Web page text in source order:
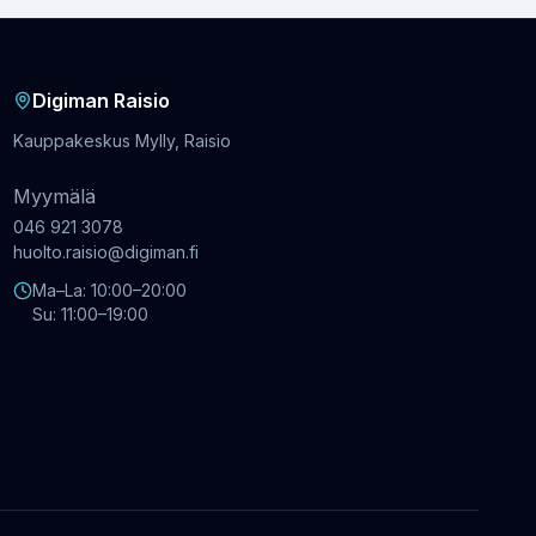
Digiman Raisio
Kauppakeskus Mylly, Raisio
Myymälä
046 921 3078
huolto.raisio@digiman.fi
Ma–La: 10:00–20:00
Su: 11:00–19:00